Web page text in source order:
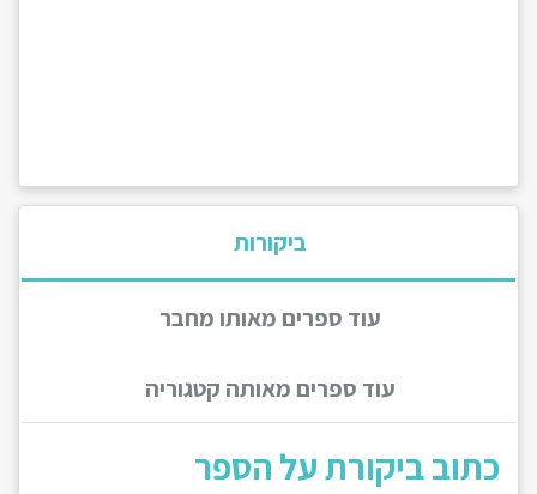
ביקורות
עוד ספרים מאותו מחבר
עוד ספרים מאותה קטגוריה
כתוב ביקורת על הספר